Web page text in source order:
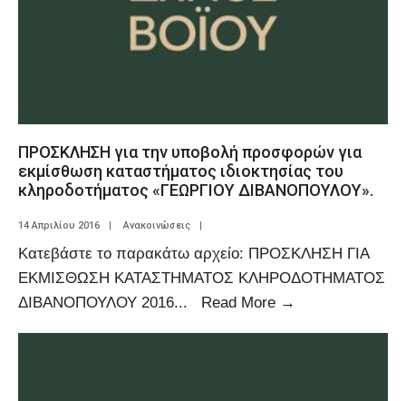
ΠΡΟΣΚΛΗΣΗ για την υποβολή προσφορών για
εκμίσθωση καταστήματος ιδιοκτησίας του
κληροδοτήματος «ΓΕΩΡΓΙΟΥ ΔΙΒΑΝΟΠΟΥΛΟΥ».
14 Απριλίου 2016 Ανακοινώσεις
Κατεβάστε το παρακάτω αρχείο: ΠΡΟΣΚΛΗΣΗ ΓΙΑ
ΕΚΜΙΣΘΩΣΗ ΚΑΤΑΣΤΗΜΑΤΟΣ ΚΛΗΡΟΔΟΤΗΜΑΤΟΣ
ΔΙΒΑΝΟΠΟΥΛΟΥ 2016... Read More →